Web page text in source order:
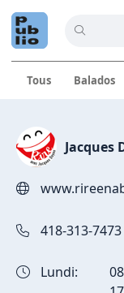
Tous Balados
Jacques
418-313-7473
Lundi: